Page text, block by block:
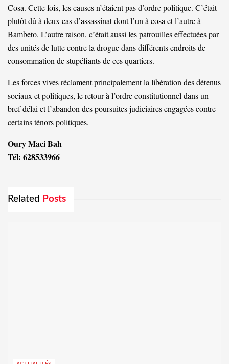
Cosa. Cette fois, les causes n’étaient pas d’ordre politique. C’était
plutôt dû à deux cas d’assassinat dont l’un à cosa et l’autre à
Bambeto. L’autre raison, c’était aussi les patrouilles effectuées par
des unités de lutte contre la drogue dans différents endroits de
consommation de stupéfiants de ces quartiers.
Les forces vives réclament principalement la libération des détenus
sociaux et politiques, le retour à l’ordre constitutionnel dans un
bref délai et l’abandon des poursuites judiciaires engagées contre
certains ténors politiques.
Oury Maci Bah
Tél: 628533966
Related Posts